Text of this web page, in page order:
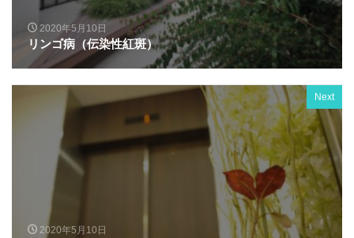
2020年5月10日
リンゴ病（伝染性紅斑）
Next
2020年5月10日